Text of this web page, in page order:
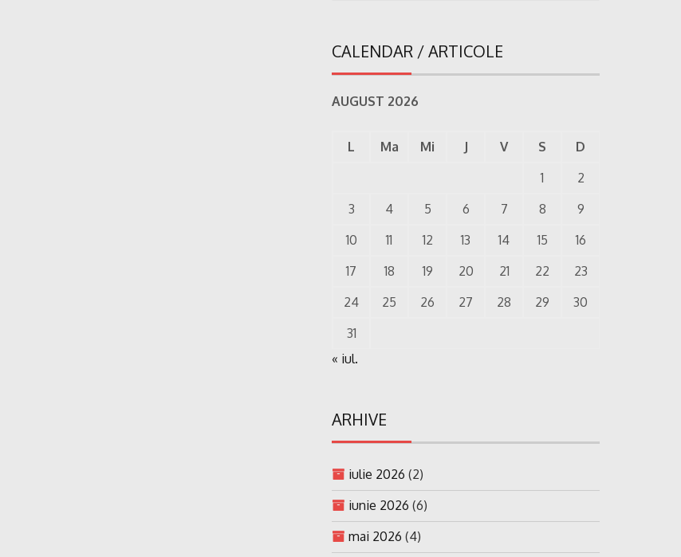
CALENDAR / ARTICOLE
AUGUST 2026
L Ma Mi J V S
D
1
2
3
4 5 6 7 8
9
10
11 12 13 14 15
16
17
18 19 20 21 22
23
24
25 26 27 28 29
30
31
« iul.
ARHIVE
iulie 2026 (2)
iunie 2026 (6)
mai 2026 (4)